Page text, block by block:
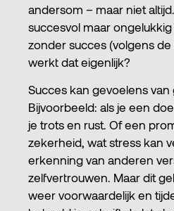
andersom – maar niet
succesvol maar
zonder succes (volgens
werkt dat eigenlijk?
Succes kan gevoelens van
Bijvoorbeeld: als je een
je trots en rust. Of een
zekerheid, wat stress kan
erkenning van anderen
zelfvertrouwen. Maar dit
weer voorwaardelijk en